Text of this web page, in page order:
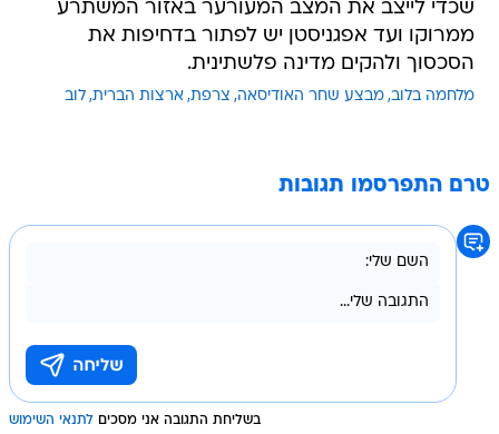
שכדי לייצב את המצב המעורער באזור המשתרע
ממרוקו ועד אפגניסטן יש לפתור בדחיפות את
הסכסוך ולהקים מדינה פלשתינית.
מלחמה בלוב מבצע שחר האודיסאה צרפת ארצות הברית לוב
טרם התפרסמו תגובות
בשליחת התגובה אני מסכים לתנאי השימוש